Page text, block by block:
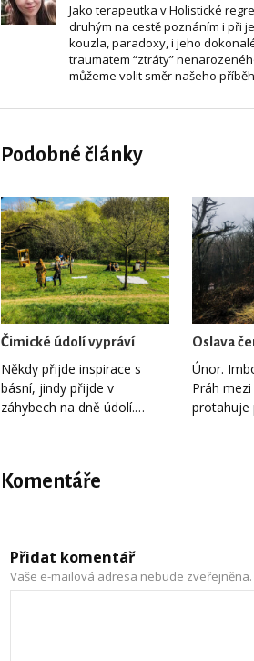
Jako terapeutka v Holistické
druhým na cestě poznáním i při
kouzla, paradoxy, i jeho
traumatem “ztráty”
můžeme volit směr našeho
Podobné články
Čimické údolí vypráví
Někdy přijde inspirace s
básní, jindy přijde v
záhybech na dně údolí.…
Oslava
Únor.
Práh
protahuje
Komentáře
Přidat komentář
Vaše e-mailová adresa nebude zveřejněna.